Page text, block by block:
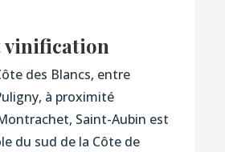
vinification
des Blancs, entre
à proximité
Saint-Aubin est
du sud de la Côte de